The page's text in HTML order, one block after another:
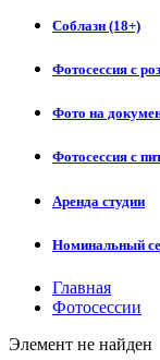
Соблазн (18+)
Фотосессия с
Фото на
Фотосессия с
Аренда студии
Номинальный
Главная
Фотосессии
Элемент не найден